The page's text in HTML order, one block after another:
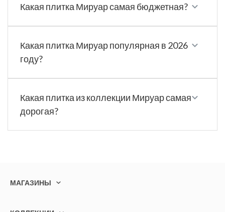
Какая плитка Мируар самая бюджетная?
Какая плитка Мируар популярная в 2026
году?
Какая плитка из коллекции Мируар самая
дорогая?
МАГАЗИНЫ